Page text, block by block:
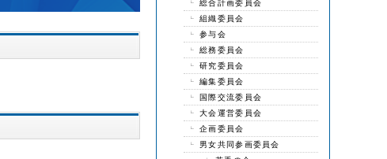
総合計画委員会
組織委員会
参与会
総務委員会
研究委員会
編集委員会
国際交流委員会
大会運営委員会
企画委員会
男女共同参画委員会